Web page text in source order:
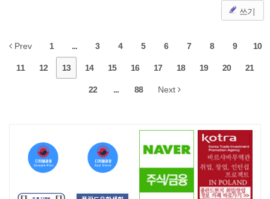
쓰기
Prev 1 ... 3 4 5 6 7 8 9 10
11 12 13 14 15 16 17 18 19 20 21
22 ... 88 Next